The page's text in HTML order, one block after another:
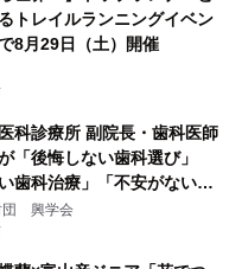
トレイルランニングイベン
8月29日（土）開催
科診療所 副院長・歯科医師
「後悔しない歯科選び」
い歯科治療」「不安がない治
テーマに専門監修
団 興学会